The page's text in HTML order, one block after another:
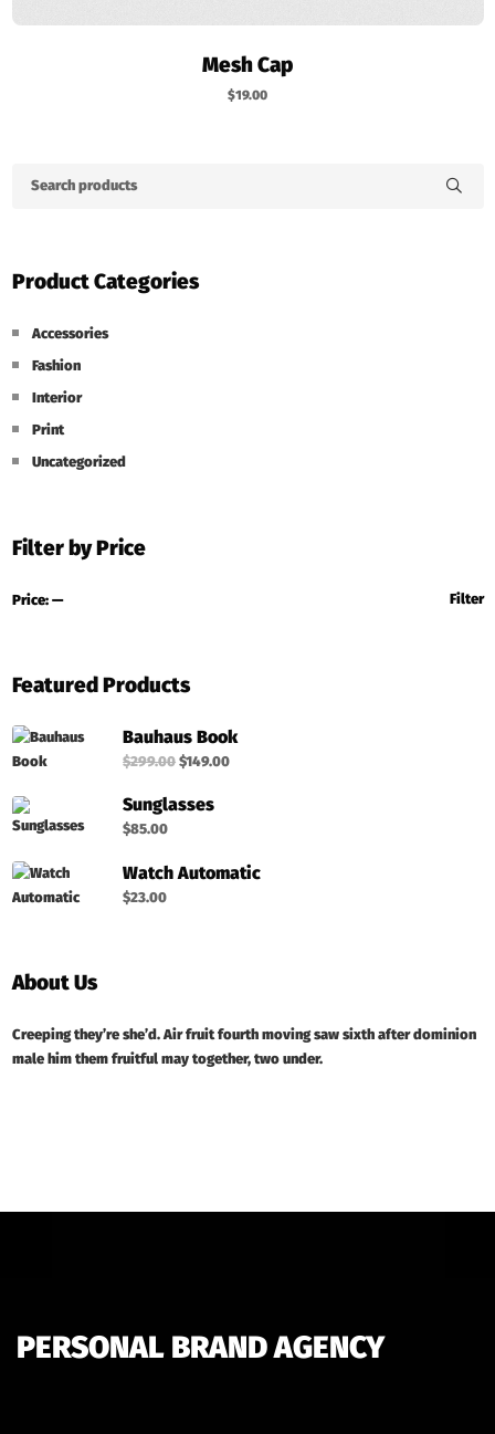
Mesh Cap
$19.00
Product Categories
Accessories
Fashion
Interior
Print
Uncategorized
Filter by Price
Price: — Filter
Featured Products
Bauhaus Book
$299.00 $149.00
Sunglasses
$85.00
Watch Automatic
$23.00
About Us
Creeping they’re she’d. Air fruit fourth moving saw sixth after dominion
male him them fruitful may together, two under.
PERSONAL BRAND AGENCY